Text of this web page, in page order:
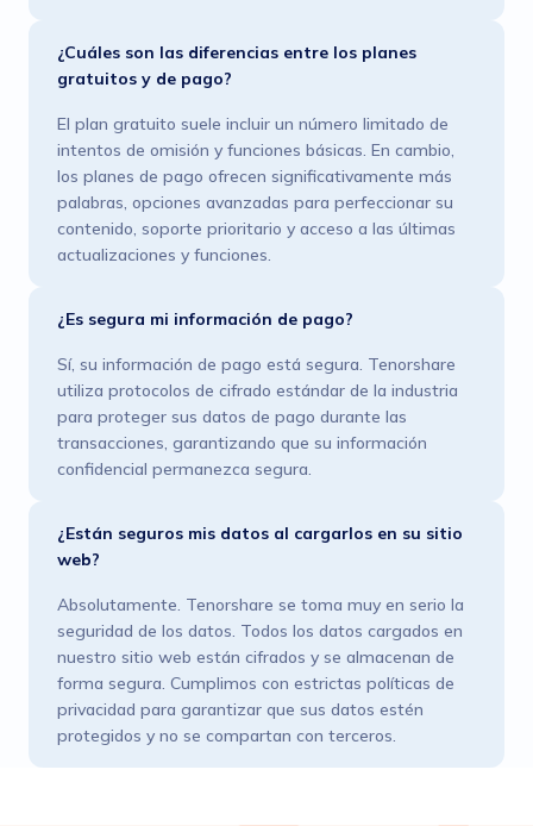
¿Cuáles son las diferencias entre los planes
gratuitos y de pago?
El plan gratuito suele incluir un número limitado de
intentos de omisión y funciones básicas. En cambio,
los planes de pago ofrecen significativamente más
palabras, opciones avanzadas para perfeccionar su
contenido, soporte prioritario y acceso a las últimas
actualizaciones y funciones.
¿Es segura mi información de pago?
Sí, su información de pago está segura. Tenorshare
utiliza protocolos de cifrado estándar de la industria
para proteger sus datos de pago durante las
transacciones, garantizando que su información
confidencial permanezca segura.
¿Están seguros mis datos al cargarlos en su sitio
web?
Absolutamente. Tenorshare se toma muy en serio la
seguridad de los datos. Todos los datos cargados en
nuestro sitio web están cifrados y se almacenan de
forma segura. Cumplimos con estrictas políticas de
privacidad para garantizar que sus datos estén
protegidos y no se compartan con terceros.